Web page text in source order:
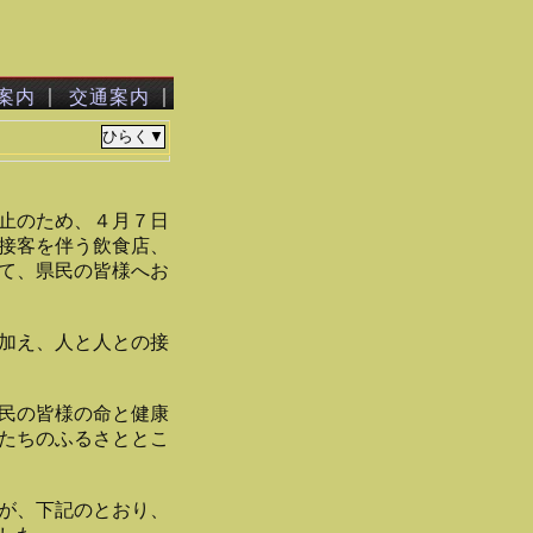
内 交通案内
のため、４月７日
客を伴う飲食店、
、県民の皆様へお
え、人と人との接
の皆様の命と健康
ちのふるさととこ
下記のとおり、